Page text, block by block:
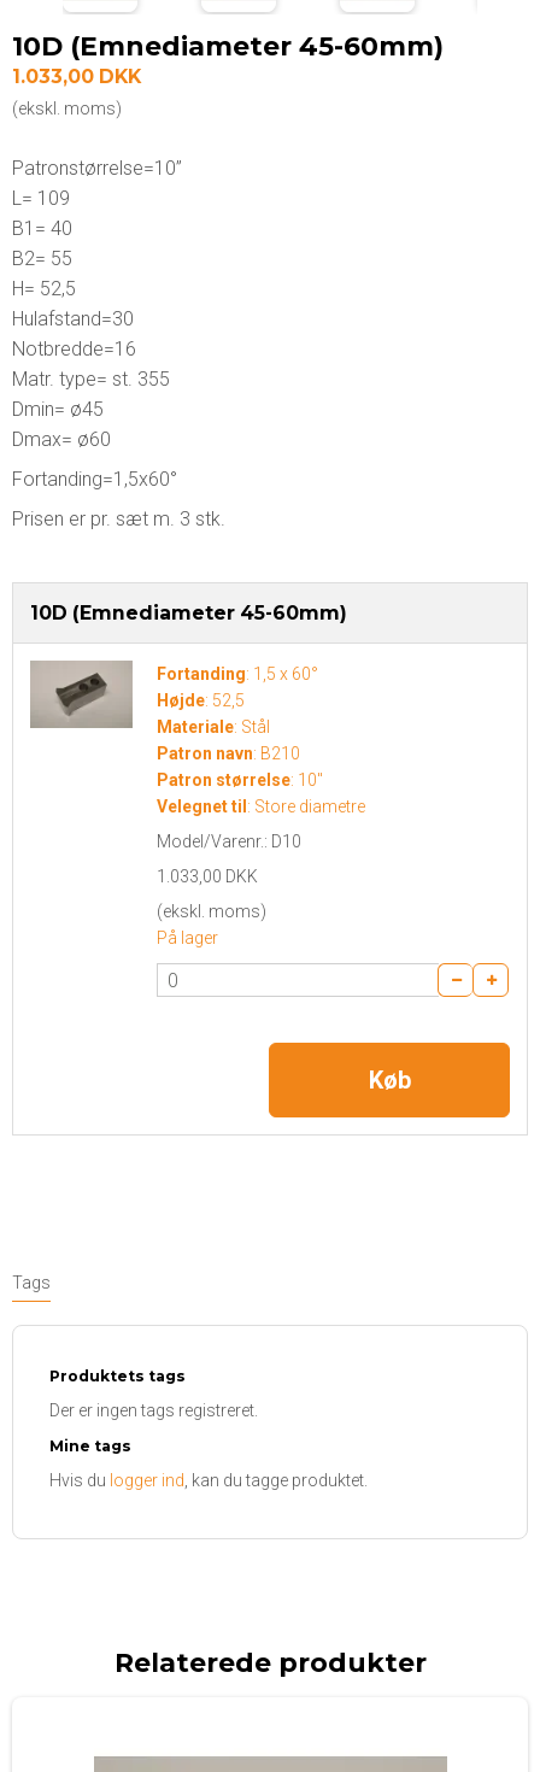
10D (Emnediameter 45-60mm)
1.033,00 DKK
(ekskl. moms)
Patronstørrelse=10”
L= 109
B1= 40
B2= 55
H= 52,5
Hulafstand=30
Notbredde=16
Matr. type= st. 355
Dmin= ø45
Dmax= ø60
Fortanding=1,5x60°
Prisen er pr. sæt m. 3 stk.
10D (Emnediameter 45-60mm)
Fortanding: 1,5 x 60°
Højde: 52,5
Materiale: Stål
Patron navn: B210
Patron størrelse: 10"
Velegnet til : Store diametre
Model/Varenr.: D10
1.033,00 DKK
(ekskl. moms)
På lager
Køb
Tags
Produktets tags
Der er ingen tags registreret.
Mine tags
Hvis du logger ind, kan du tagge produktet.
Relaterede produkter